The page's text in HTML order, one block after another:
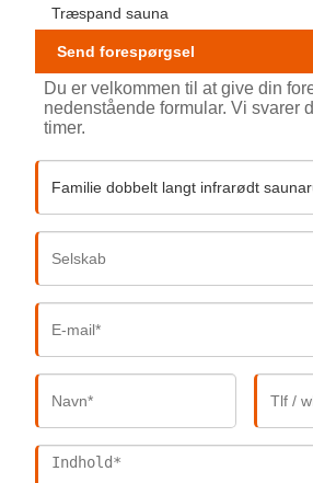
Træspand sauna
Send forespørgsel
Du er velkommen til at give din
nedenstående formular. Vi svarer
timer.